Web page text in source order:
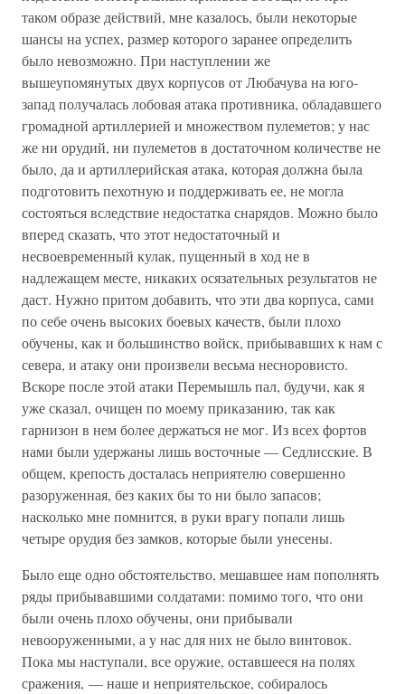
таком образе действий, мне казалось, были некоторые
шансы на успех, размер которого заранее определить
было невозможно. При наступлении же
вышеупомянутых двух корпусов от Любачува на юго-
запад получалась лобовая атака противника, обладавшего
громадной артиллерией и множеством пулеметов; у нас
же ни орудий, ни пулеметов в достаточном количестве не
было, да и артиллерийская атака, которая должна была
подготовить пехотную и поддерживать ее, не могла
состояться вследствие недостатка снарядов. Можно было
вперед сказать, что этот недостаточный и
несвоевременный кулак, пущенный в ход не в
надлежащем месте, никаких осязательных результатов не
даст. Нужно притом добавить, что эти два корпуса, сами
по себе очень высоких боевых качеств, были плохо
обучены, как и большинство войск, прибывавших к нам с
севера, и атаку они произвели весьма несноровисто.
Вскоре после этой атаки Перемышль пал, будучи, как я
уже сказал, очищен по моему приказанию, так как
гарнизон в нем более держаться не мог. Из всех фортов
нами были удержаны лишь восточные — Седлисские. В
общем, крепость досталась неприятелю совершенно
разоруженная, без каких бы то ни было запасов;
насколько мне помнится, в руки врагу попали лишь
четыре орудия без замков, которые были унесены.
Было еще одно обстоятельство, мешавшее нам пополнять
ряды прибывавшими солдатами: помимо того, что они
были очень плохо обучены, они прибывали
невооруженными, а у нас для них не было винтовок.
Пока мы наступали, все оружие, оставшееся на полях
сражения, — наше и неприятельское, собиралось